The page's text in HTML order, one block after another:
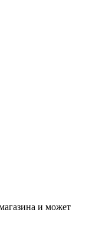
и может